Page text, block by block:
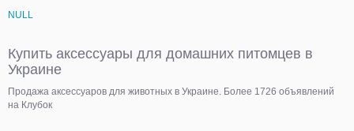
NULL
Купить аксессуары для домашних питомцев в
Украине
Продажа аксессуаров для животных в Украине. Более 1726 объявлений
на Клубок